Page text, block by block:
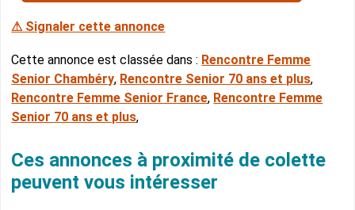
⚠ Signaler cette annonce
Cette annonce est classée dans : Rencontre Femme
Senior Chambéry, Rencontre Senior 70 ans et plus,
Rencontre Femme Senior France, Rencontre Femme
Senior 70 ans et plus,
Ces annonces à proximité de colette
peuvent vous intéresser